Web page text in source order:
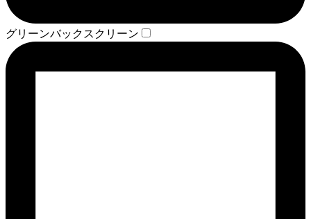
グリーンバックスクリーン